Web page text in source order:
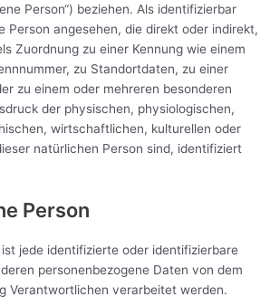
Person“) beziehen. Als identifizierbar
Person angesehen, die direkt oder indirekt,
Zuordnung zu einer Kennung wie einem
zu Standortdaten, zu einer
zu einem oder mehreren besonderen
der physischen, physiologischen,
wirtschaftlichen, kulturellen oder
natürlichen Person sind, identifiziert
Person
jede identifizierte oder identifizierbare
personenbezogene Daten von dem
Verantwortlichen verarbeitet werden.